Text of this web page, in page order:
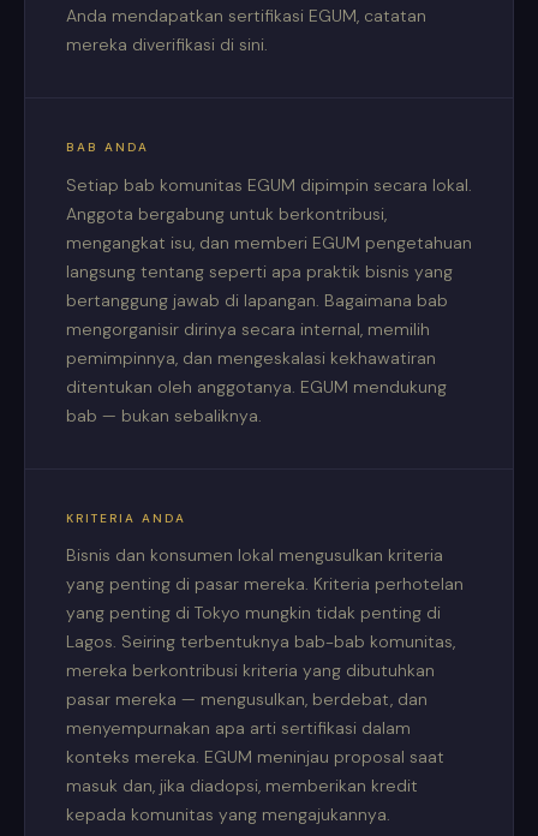
Anda mendapatkan sertifikasi EGUM, catatan
mereka diverifikasi di sini.
BAB ANDA
Setiap bab komunitas EGUM dipimpin secara lokal.
Anggota bergabung untuk berkontribusi,
mengangkat isu, dan memberi EGUM pengetahuan
langsung tentang seperti apa praktik bisnis yang
bertanggung jawab di lapangan. Bagaimana bab
mengorganisir dirinya secara internal, memilih
pemimpinnya, dan mengeskalasi kekhawatiran
ditentukan oleh anggotanya. EGUM mendukung
bab — bukan sebaliknya.
KRITERIA ANDA
Bisnis dan konsumen lokal mengusulkan kriteria
yang penting di pasar mereka. Kriteria perhotelan
yang penting di Tokyo mungkin tidak penting di
Lagos. Seiring terbentuknya bab-bab komunitas,
mereka berkontribusi kriteria yang dibutuhkan
pasar mereka — mengusulkan, berdebat, dan
menyempurnakan apa arti sertifikasi dalam
konteks mereka. EGUM meninjau proposal saat
masuk dan, jika diadopsi, memberikan kredit
kepada komunitas yang mengajukannya.